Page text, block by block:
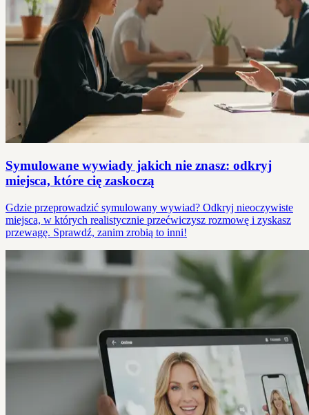
Symulowane wywiady jakich nie znasz: odkryj
miejsca, które cię zaskoczą
Gdzie przeprowadzić symulowany wywiad? Odkryj nieoczywiste
miejsca, w których realistycznie przećwiczysz rozmowę i zyskasz
przewagę. Sprawdź, zanim zrobią to inni!